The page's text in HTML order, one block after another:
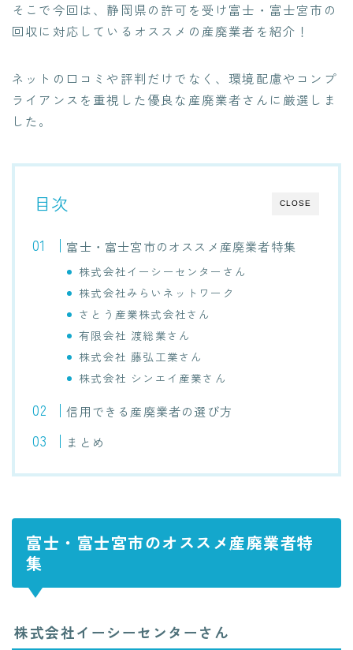
そこで今回は、静岡県の許可を受け富士・富士宮市の
回収に対応しているオススメの産廃業者を紹介！
ネットの口コミや評判だけでなく、環境配慮やコンプ
ライアンスを重視した優良な産廃業者さんに厳選しま
した。
CLOSE
目次
富士・富士宮市のオススメ産廃業者特集
株式会社イーシーセンターさん
株式会社みらいネットワーク
さとう産業株式会社さん
有限会社 渡総業さん
株式会社 藤弘工業さん
株式会社 シンエイ産業さん
信用できる産廃業者の選び方
まとめ
富士・富士宮市のオススメ産廃業者特
集
株式会社イーシーセンターさん